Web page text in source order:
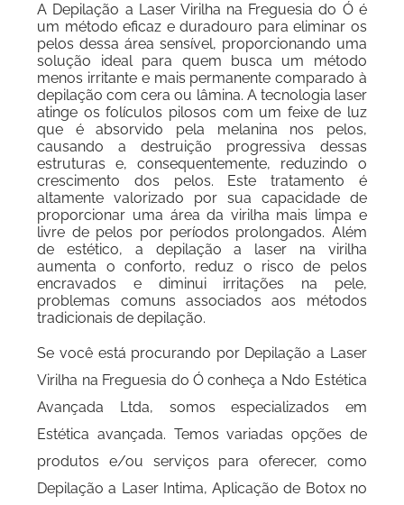
A Depilação a Laser Virilha na Freguesia do Ó é
um método eficaz e duradouro para eliminar os
pelos dessa área sensível, proporcionando uma
solução ideal para quem busca um método
menos irritante e mais permanente comparado à
depilação com cera ou lâmina. A tecnologia laser
atinge os folículos pilosos com um feixe de luz
que é absorvido pela melanina nos pelos,
causando a destruição progressiva dessas
estruturas e, consequentemente, reduzindo o
crescimento dos pelos. Este tratamento é
altamente valorizado por sua capacidade de
proporcionar uma área da virilha mais limpa e
livre de pelos por períodos prolongados. Além
de estético, a depilação a laser na virilha
aumenta o conforto, reduz o risco de pelos
encravados e diminui irritações na pele,
problemas comuns associados aos métodos
tradicionais de depilação.
Se você está procurando por Depilação a Laser
Virilha na Freguesia do Ó conheça a Ndo Estética
Avançada Ltda, somos especializados em
Estética avançada. Temos variadas opções de
produtos e/ou serviços para oferecer, como
Depilação a Laser Intima, Aplicação de Botox no